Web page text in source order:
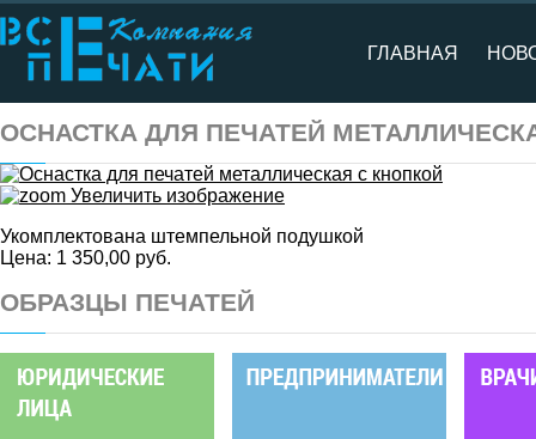
ГЛАВНАЯ
ОСНАСТКА ДЛЯ ПЕЧАТЕЙ
Увеличить изображение
Укомплектована штемпельной подушкой
Цена: 1 350,00 руб.
ОБРАЗЦЫ ПЕЧАТЕЙ